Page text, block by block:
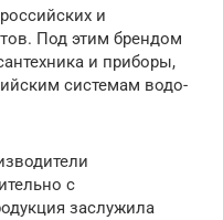
и
Под этим брендом
и приборы,
системам водо-
с
заслужила